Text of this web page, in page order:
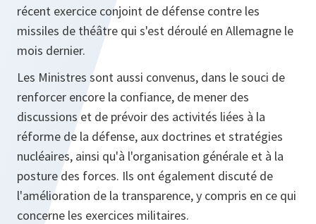
récent exercice conjoint de défense contre les
missiles de théâtre qui s'est déroulé en Allemagne le
mois dernier.
Les Ministres sont aussi convenus, dans le souci de
renforcer encore la confiance, de mener des
discussions et de prévoir des activités liées à la
réforme de la défense, aux doctrines et stratégies
nucléaires, ainsi qu'à l'organisation générale et à la
posture des forces. Ils ont également discuté de
l'amélioration de la transparence, y compris en ce qui
concerne les exercices militaires.